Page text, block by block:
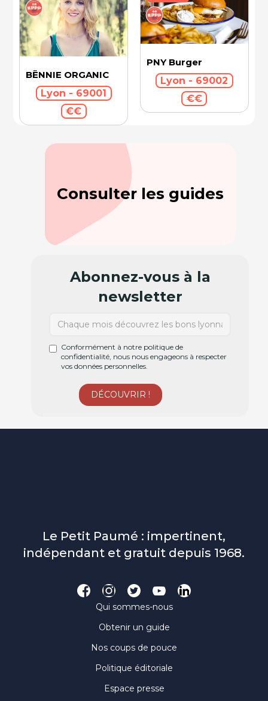
BËNNIE ORGANIC
Lyon - 69001
€€
PNY Burger
Lyon - 69002
€€
Consulter les guides
Abonnez-vous à la
newsletter
Conformément à notre politique de
confidentialité, nous nous engageons à respecter
vos données personnelles.
Le Petit Paumé : impertinent,
indépendant et gratuit depuis 1968.
Qui sommes-nous
Obtenir un guide
Nos coups de pouce
Politique éditoriale
Espace presse